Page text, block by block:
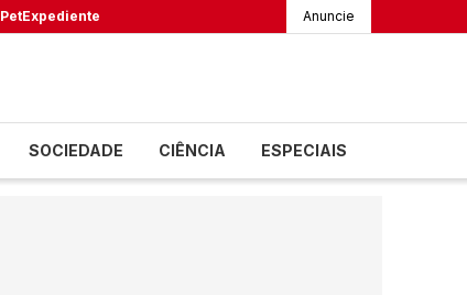
PetExpediente Anuncie
SOCIEDADE CIÊNCIA ESPECIAIS